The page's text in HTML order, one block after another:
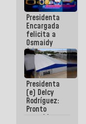
fondos de
emergencia
post-sismos
Presidenta
Encargada
felicita a
Osmaidy
Arias y
Giraly
Marcano por
hacer
historia en
los
Centroamericanos
Presidenta
(e) Delcy
Rodríguez:
Pronto
restableceremos